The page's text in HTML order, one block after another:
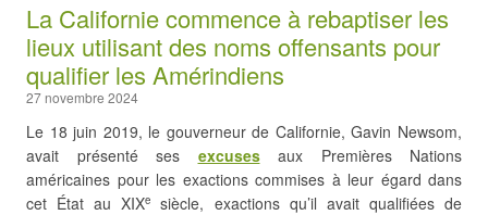
La Californie commence à rebaptiser les
lieux utilisant des noms offensants pour
qualifier les Amérindiens
27 novembre 2024
Le 18 juin 2019, le gouverneur de Californie, Gavin Newsom,
avait présenté ses excusesaux Premières Nations
américaines pour les exactions commises à leur égard dans
cet État au XIXe
siècle, exactions qu’il avait qualifiées de